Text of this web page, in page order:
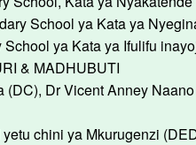
School ya Kata ya
School ya Kata ya Ifulifu
& MADHUBUTI
(DC), Dr Vicent Anney
chini ya Mkurugenzi